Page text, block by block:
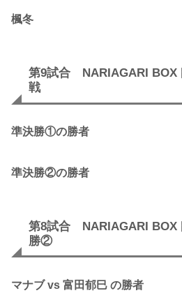
楓冬
第9試合 NARIAGARI BOX
戦
準決勝①の勝者
準決勝②の勝者
第8試合 NARIAGARI BOX
勝②
マナブ vs 富田郁巳 の勝者